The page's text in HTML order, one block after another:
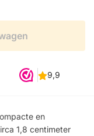
en
1,8 centimeter